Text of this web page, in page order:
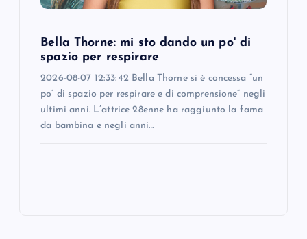
Bella Thorne: mi sto dando un po' di
spazio per respirare
2026-08-07 12:33:42 Bella Thorne si è concessa “un
po’ di spazio per respirare e di comprensione” negli
ultimi anni. L’attrice 28enne ha raggiunto la fama
da bambina e negli anni…